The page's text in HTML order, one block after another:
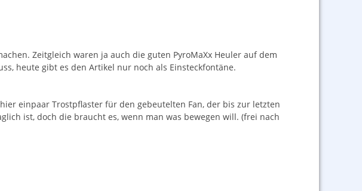
Zeitgleich waren ja auch die guten PyroMaXx Heuler auf dem
heute gibt es den Artikel nur noch als Einsteckfontäne.
einpaar Trostpflaster für den gebeutelten Fan, der bis zur letzten
ist, doch die braucht es, wenn man was bewegen will. (frei nach